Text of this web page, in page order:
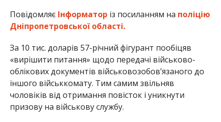
Повідомляє Інформатор із посиланням на поліцію
Дніпропетровської області.
За 10 тис. доларів 57-річний фігурант пообіцяв
«вирішити питання» щодо передачі військово-
облікових документів військовозобов’язаного до
іншого військкомату. Тим самим звільняв
чоловіків від отримання повісток і уникнути
призову на військову службу.